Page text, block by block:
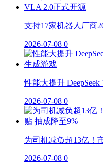
支持17家机器人厂商
2026-07-08 0
性能大提升
2026-07-08 0
为司机减负超13亿！
2026-07-08 0